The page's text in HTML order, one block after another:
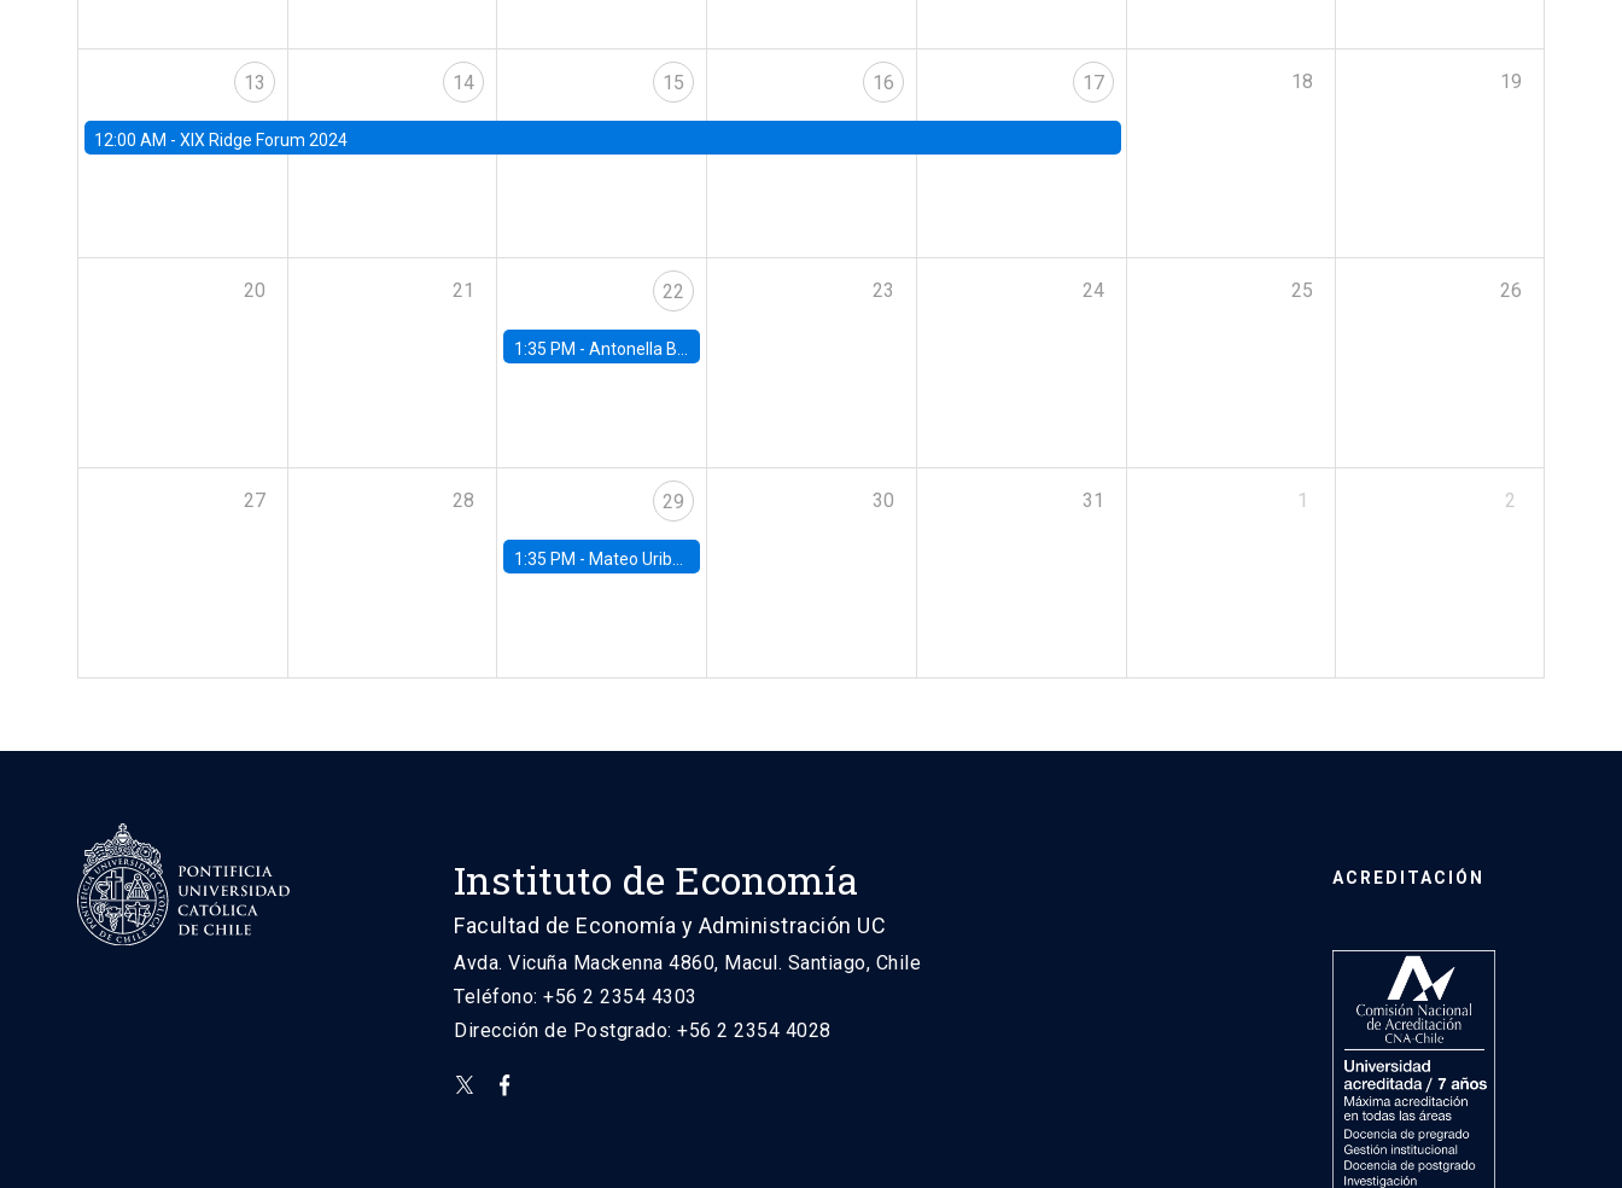
13
12:00 AM - XIX Ridge Forum 2024
14 15 16 17 18 19
20 21 22
1:35 PM -Antonella Bancalari, Institute for Fiscal Studies (IFS) and Research Associate at University College London (UCL)
23 24 25 26
27 28 29
1:35 PM - Mateo Uribe-Castro, Universidad de los Andes (Colombia)
30 31 1 2
Instituto de Economía
Facultad de Economía y Administración UC
Avda. Vicuña Mackenna 4860, Macul. Santiago, Chile
Teléfono: +56 2 2354 4303
Dirección de Postgrado: +56 2 2354 4028
ACREDITACIÓN